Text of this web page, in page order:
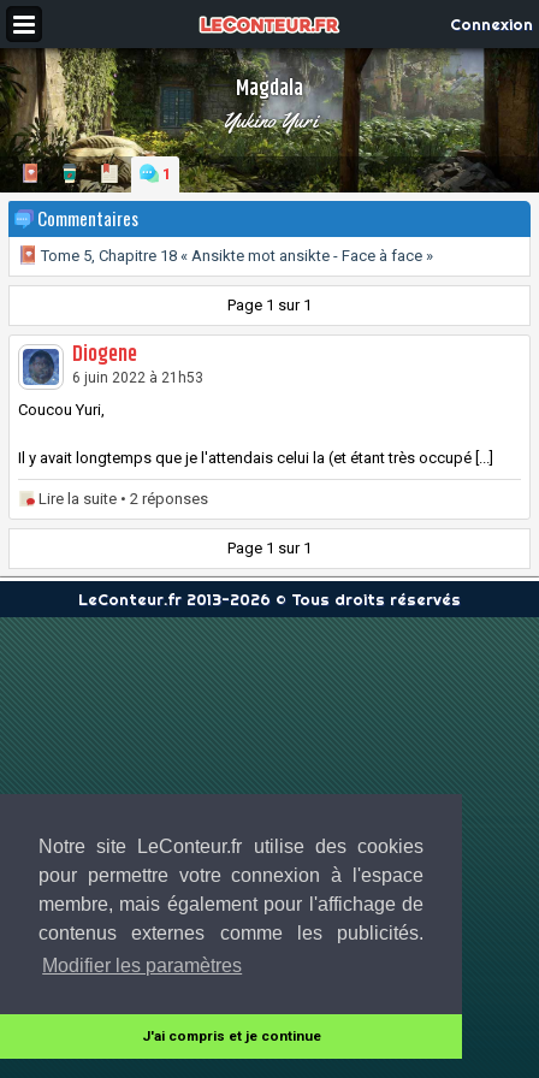
Notre site LeConteur.fr utilise des cookies
pour permettre votre connexion à l'espace
membre, mais également pour l'affichage de
contenus externes comme les publicités.
Modifier les paramètres
J'ai compris et je continue
Connexion
Magdala
Yukino Yuri
1
Commentaires
Tome 5, Chapitre 18 « Ansikte mot ansikte - Face à face »
Page 1 sur 1
Diogene
6 juin 2022 à 21h53
Coucou Yuri,
Il y avait longtemps que je l'attendais celui la (et étant très occupé [...]
Lire la suite • 2 réponses
Page 1 sur 1
LeConteur.fr 2013-2026 © Tous droits réservés